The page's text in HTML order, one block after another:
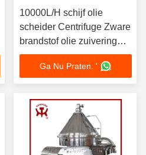
10000L/H schijf olie
scheider Centrifuge Zware
brandstof olie zuivering
15kW Motor SS304 Bowl
Marine Grade ISO
gecertificeerd
Ga Nu Praten. '